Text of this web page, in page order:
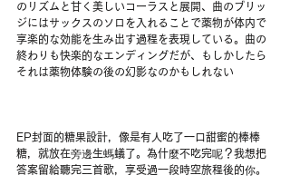
のリズムと甘く美しいコーラスと展開、曲のブリッ
ジにはサックスのソロを入れることで薬物が体内で
享楽的な効能を生み出す過程を表現している。曲の
終わりも快楽的なエンディングだが、もしかしたら
それは薬物体験の後の幻影なのかもしれない
EP封面的糖果設計，像是有人吃了一口甜蜜的棒棒
糖，就放在旁邊生螞蟻了。為什麼不吃完呢？我想把
答案留給聽完三首歌，享受過一段時空旅程後的你。